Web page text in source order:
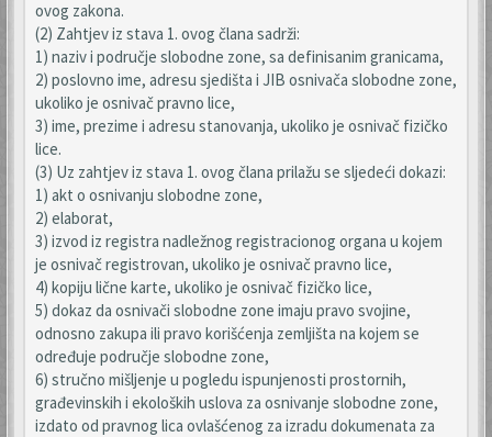
ovog zakona.
(2) Zahtjev iz stava 1. ovog člana sadrži:
1) naziv i područje slobodne zone, sa definisanim granicama,
2) poslovno ime, adresu sjedišta i JIB osnivača slobodne zone,
ukoliko je osnivač pravno lice,
3) ime, prezime i adresu stanovanja, ukoliko je osnivač fizičko
lice.
(3) Uz zahtjev iz stava 1. ovog člana prilažu se sljedeći dokazi:
1) akt o osnivanju slobodne zone,
2) elaborat,
3) izvod iz registra nadležnog registracionog organa u kojem
je osnivač registrovan, ukoliko je osnivač pravno lice,
4) kopiju lične karte, ukoliko je osnivač fizičko lice,
5) dokaz da osnivači slobodne zone imaju pravo svojine,
odnosno zakupa ili pravo korišćenja zemljišta na kojem se
određuje područje slobodne zone,
6) stručno mišljenje u pogledu ispunjenosti prostornih,
građevinskih i ekoloških uslova za osnivanje slobodne zone,
izdato od pravnog lica ovlašćenog za izradu dokumenata za